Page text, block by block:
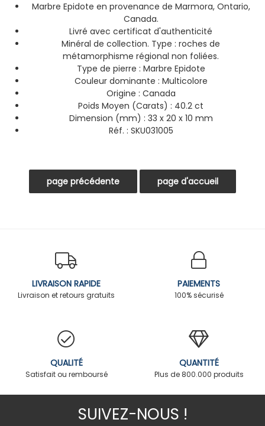
Marbre Epidote en provenance de Marmora, Ontario,
Canada.
Livré avec certificat d'authenticité
Minéral de collection. Type : roches de
métamorphisme régional non foliées.
Type de pierre : Marbre Epidote
Couleur dominante : Multicolore
Origine : Canada
Poids Moyen (Carats) : 40.2 ct
Dimension (mm) : 33 x 20 x 10 mm
Réf. : SKU031005
LIVRAISON RAPIDE
Livraison et retours gratuits
PAIEMENTS
100% sécurisé
QUALITÉ
Satisfait ou remboursé
QUANTITÉ
Plus de 800.000 produits
SUIVEZ-NOUS !